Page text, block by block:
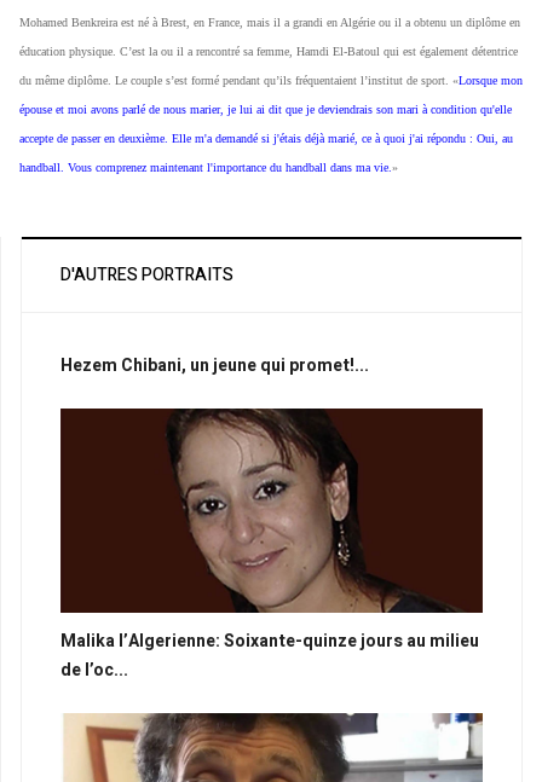
Mohamed Benkreira est né à Brest, en France, mais il a grandi en Algérie ou il a obtenu un diplôme en
éducation physique. C’est la ou il a rencontré sa femme, Hamdi El-Batoul qui est également détentrice
du même diplôme. Le couple s’est formé pendant qu’ils fréquentaient l’institut de sport. «Lorsque mon
épouse et moi avons parlé de nous marier, je lui ai dit que je deviendrais son mari à condition qu'elle
accepte de passer en deuxième. Elle m'a demandé si j'étais déjà marié, ce à quoi j'ai répondu : Oui, au
handball. Vous comprenez maintenant l'importance du handball dans ma vie. »
D'AUTRES PORTRAITS
Hezem Chibani, un jeune qui promet!...
Malika l’Algerienne: Soixante-quinze jours au milieu
de l’oc...